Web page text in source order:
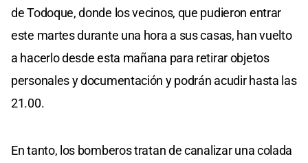
de Todoque, donde los vecinos, que pudieron entrar
este martes durante una hora a sus casas, han vuelto
a hacerlo desde esta mañana para retirar objetos
personales y documentación y podrán acudir hasta las
21.00.
En tanto, los bomberos tratan de canalizar una colada